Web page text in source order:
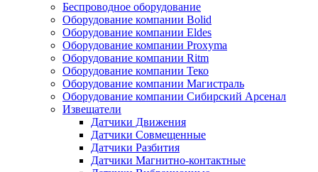
Беспроводное оборудование
Оборудование компании Bolid
Оборудование компании Eldes
Оборудование компании Proxyma
Оборудование компании Ritm
Оборудование компании Теко
Оборудование компании Магистраль
Оборудование компании Сибирский Арсенал
Извещатели
Датчики Движения
Датчики Совмещенные
Датчики Разбития
Датчики Магнитно-контактные